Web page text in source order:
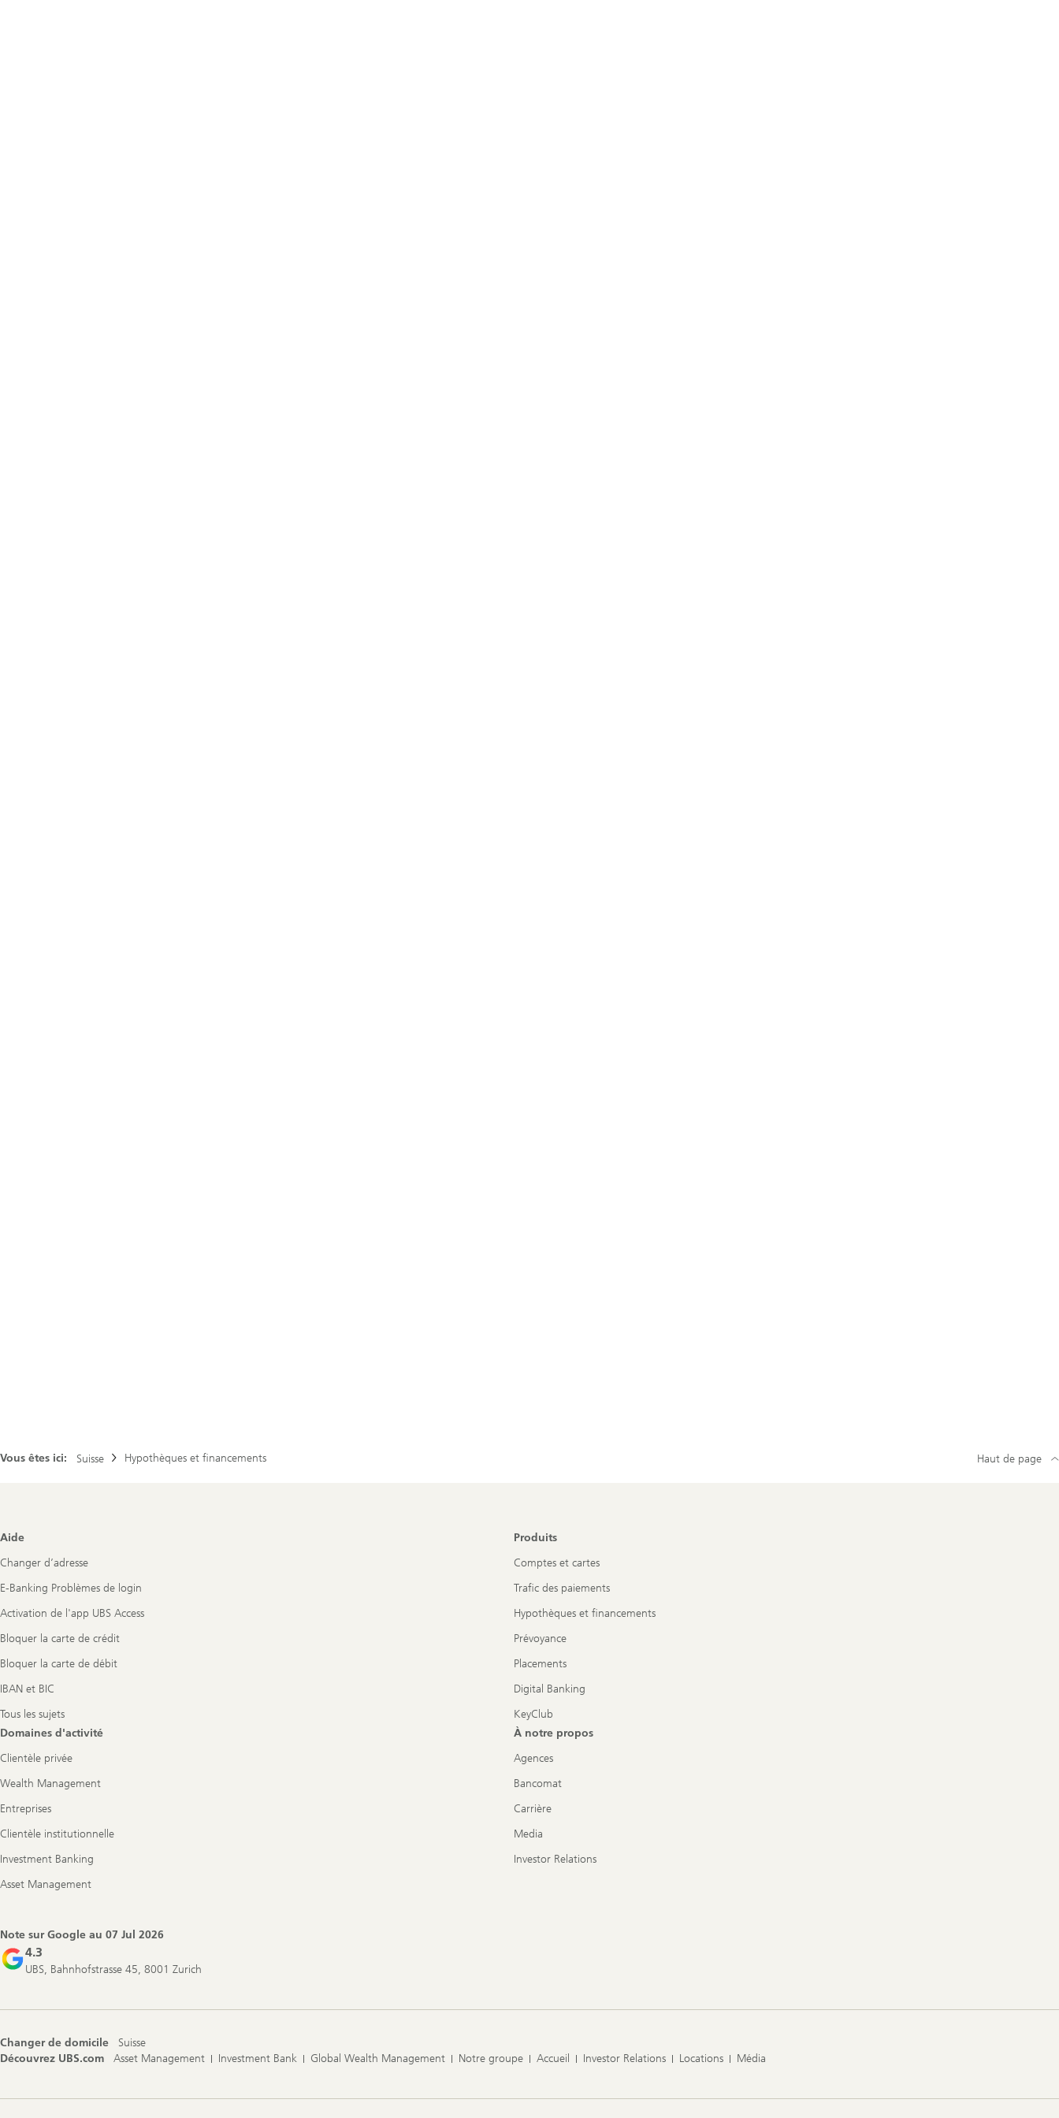
Vous êtes ici: Suisse Hypothèques et financements Haut de page
Footer
Aide
Changer d’adresse
E-Banking Problèmes de login
Activation de l'app UBS Access
Bloquer la carte de crédit
Bloquer la carte de débit
IBAN et BIC
Tous les sujets
Produits
Comptes et cartes
Trafic des paiements
Hypothèques et financements
Prévoyance
Placements
Digital Banking
KeyClub
Domaines d'activité
Clientèle privée
Wealth Management
Entreprises
Clientèle institutionnelle
Investment Banking
Asset Management
À notre propos
Agences
Bancomat
Carrière
Media
Investor Relations
Note sur Google au 07 Jul 2026
4.3
UBS, Bahnhofstrasse 45, 8001 Zurich
Changer de domicile
Suisse
Découvrez UBS.com
Asset Management Investment Bank Global Wealth Management Notre groupe Accueil Investor Relations Locations Média